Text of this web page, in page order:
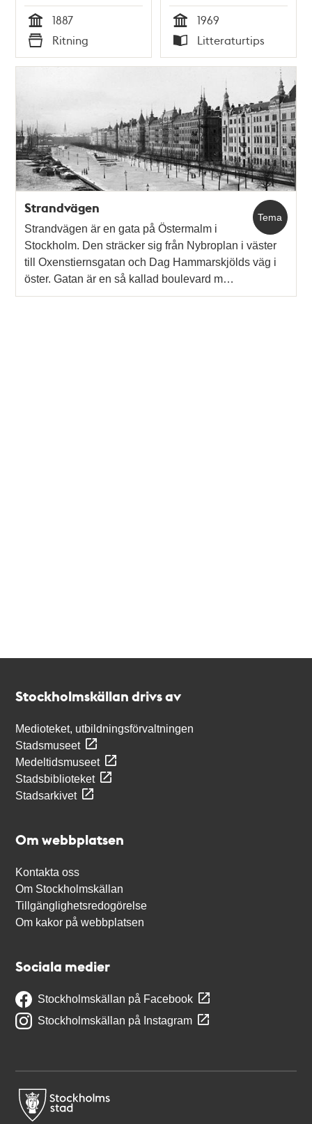
Tid
1887
Typ
Ritning Tid
1969
Typ
Litteraturtips
Tema
Strandvägen
Strandvägen är en gata på Östermalm i
Stockholm. Den sträcker sig från Nybroplan i väster
till Oxenstiernsgatan och Dag Hammarskjölds väg i
öster. Gatan är en så kallad boulevard m…
Stockholmskällan drivs av
Medioteket, utbildningsförvaltningen
Stadsmuseet
Medeltidsmuseet
Stadsbiblioteket
Stadsarkivet
Om webbplatsen
Kontakta oss
Om Stockholmskällan
Tillgänglighetsredogörelse
Om kakor på webbplatsen
Sociala medier
Stockholmskällan på Facebook
Stockholmskällan på Instagram